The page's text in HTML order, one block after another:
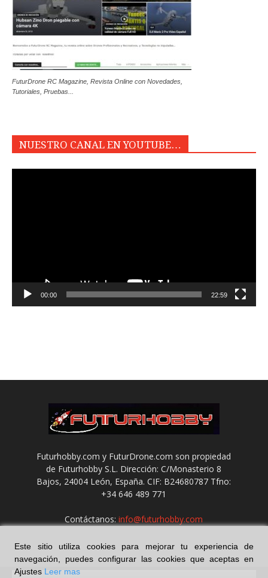
FuturDrone RC Magazine, Revista Online con Novedades,
Tutoriales, Pruebas...
NUESTRO CANAL EN YOUTUBE…
00:00 22:59
Futurhobby.com y FuturDrone.com son propiedad
de Futurhobby S.L. Dirección: C/Monasterio 8
Bajos, 24004 León, España. CIF: B24680787 Tfno:
+34 646 489 771
Contáctanos:info@futurhobby.com
Este sitio utiliza cookies para mejorar tu experiencia de
navegación, puedes configurar las cookies que aceptas en
Ajustes Leer mas